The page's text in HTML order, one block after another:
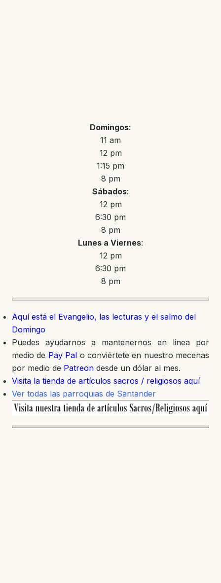
Domingos:
11 am
12 pm
1:15 pm
8 pm
Sábados:
12 pm
6:30 pm
8 pm
Lunes a Viernes:
12 pm
6:30 pm
8 pm
Aquí está el Evangelio, las lecturas y el salmo del
Domingo
Puedes ayudarnos a mantenernos en linea por
medio de Pay Pal o conviértete en nuestro mecenas
por medio de Patreon desde un dólar al mes.
Visita la tienda de artículos sacros / religiosos aquí
Ver todas las parroquias de Santander